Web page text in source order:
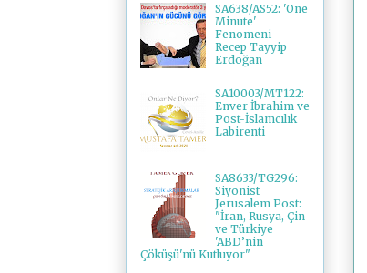
SA638/AS52: 'One
Minute'
Fenomeni -
Recep Tayyip
Erdoğan
SA10003/MT122:
Enver İbrahim ve
Post-İslamcılık
Labirenti
SA8633/TG296:
Siyonist
Jerusalem Post:
"İran, Rusya, Çin
ve Türkiye
'ABD’nin
Çöküşü'nü Kutluyor"